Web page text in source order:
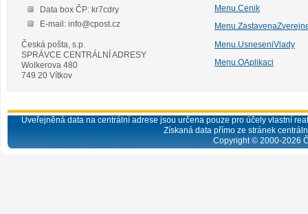
Data box ČP: kr7cdry
E-mail: info@cpost.cz
Česká pošta, s.p.
SPRÁVCE CENTRÁLNÍ ADRESY
Wolkerova 480
749 20 Vítkov
Menu.Cenik
Menu.UsneseniVlady
Menu.OAplikaci
Uveřejněná data na centrální adrese jsou určena pouze pro účely vlastní
Získaná data přímo ze stránek
Copyright © 2000-2026